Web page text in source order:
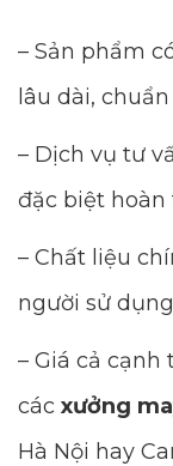
– Sản phẩm
lâu dài,
– Dịch vụ tư
đặc biệt hoàn
– Chất liệu
người sử
– Giá cả
các xưởng
Hà Nội hay